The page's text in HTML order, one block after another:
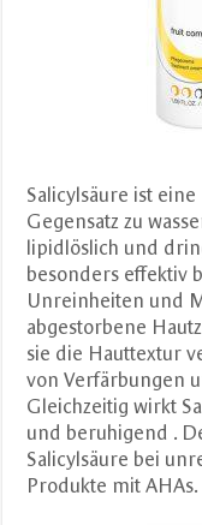
Salicylsäure ist
Gegensatz zu
lipidlöslich und
besonders effektiv
Unreinheiten und
abgestorbene
sie die Hauttextur
von Verfärbungen
Gleichzeitig wirkt
und beruhigend .
Salicylsäure bei
Produkte mit AHAs.